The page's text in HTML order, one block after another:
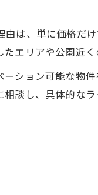
は、単に価格だ
エリアや公園近く
ション可能な物
談し、具体的な